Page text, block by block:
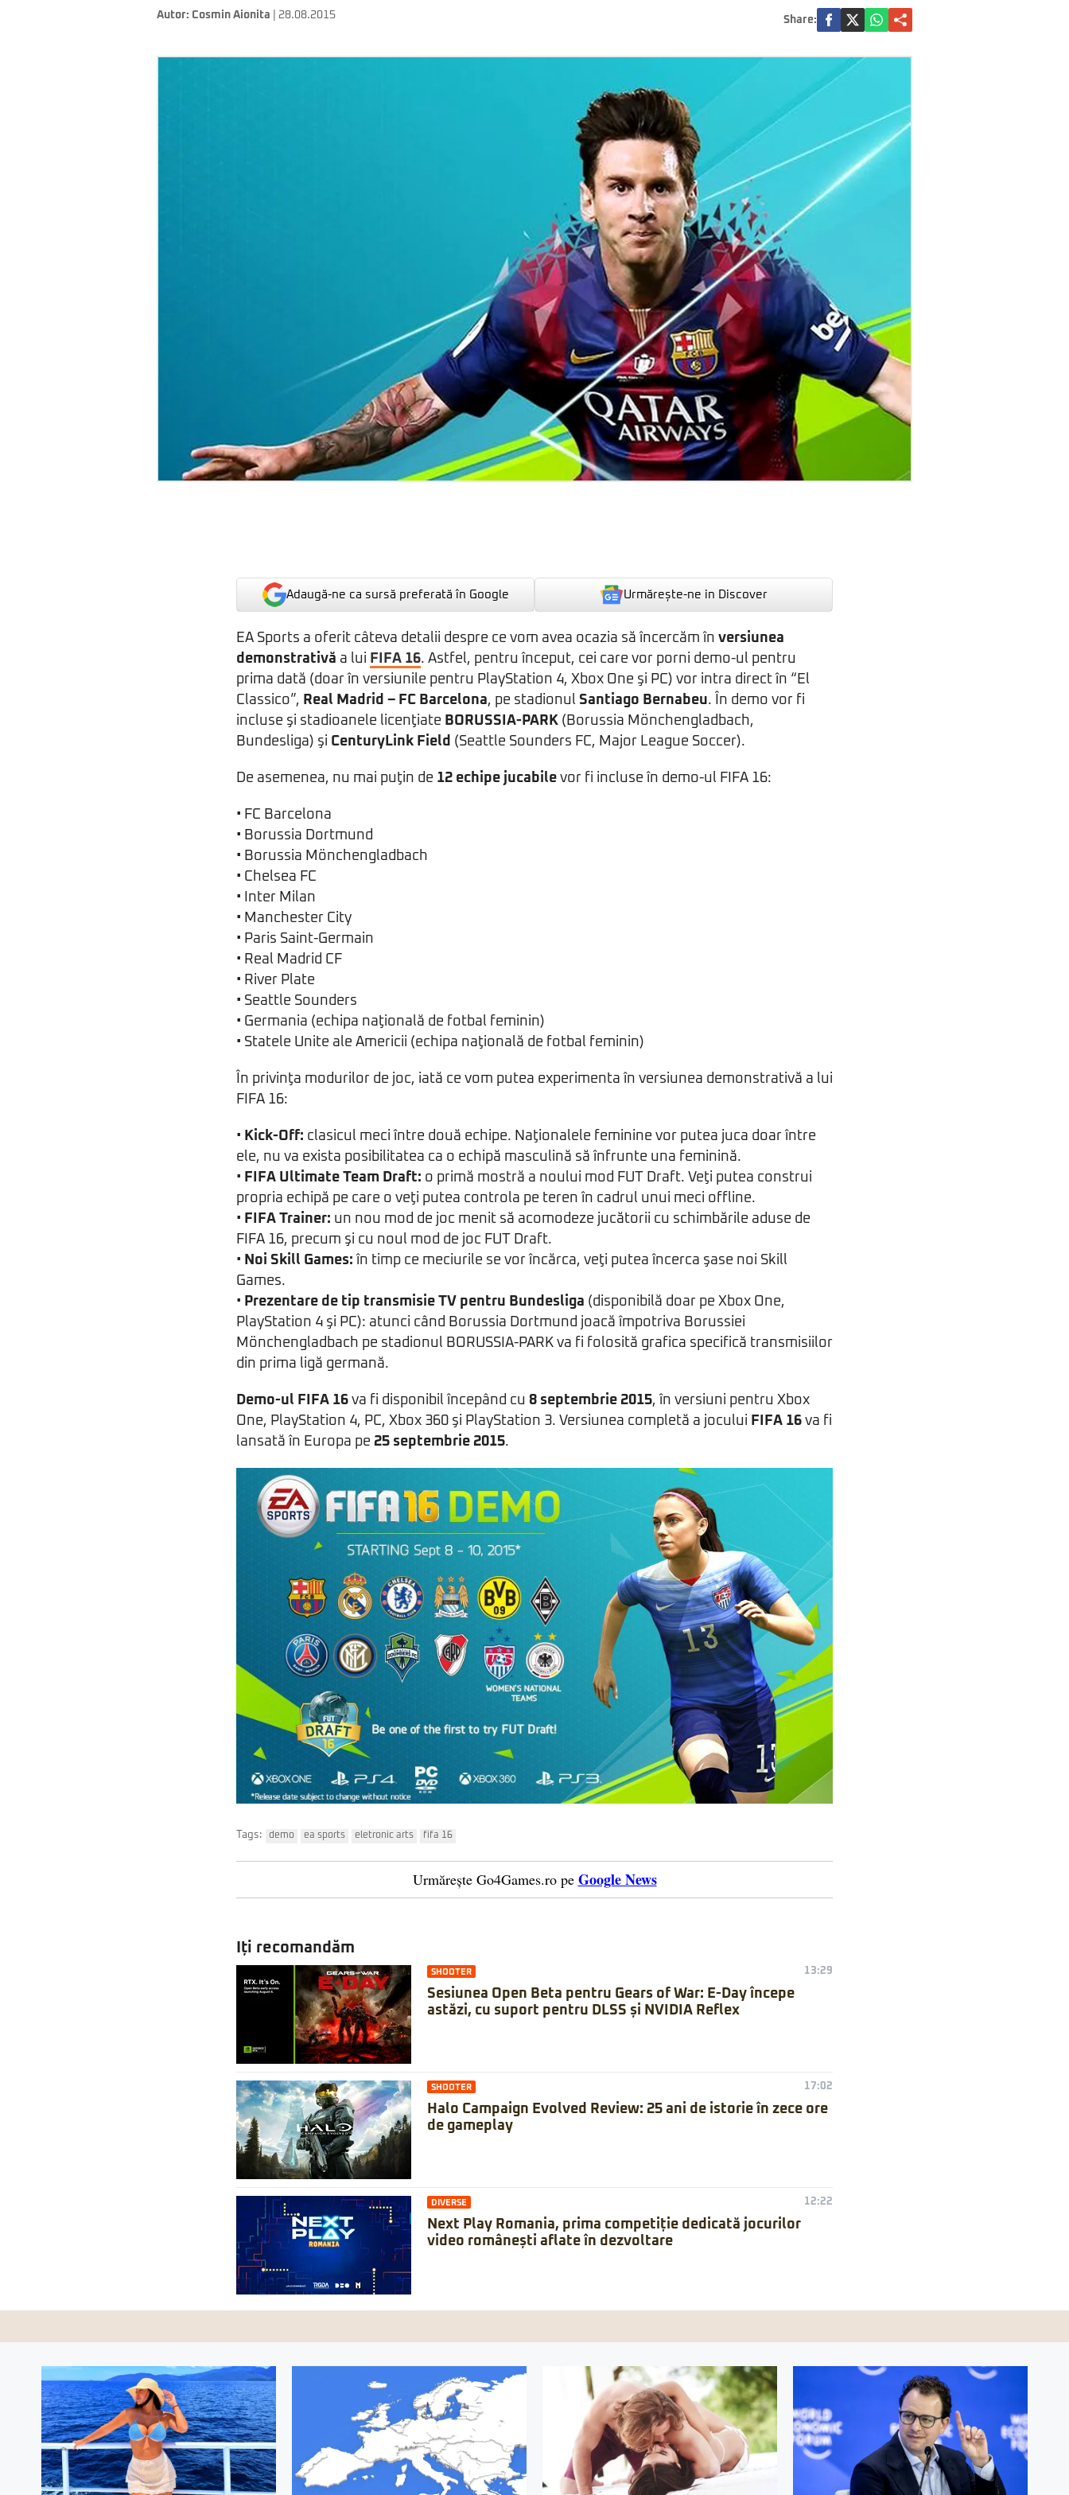
Autor: Cosmin Aionita | 28.08.2015 Share:
Adaugă-ne ca sursă preferată în Google Urmărește-ne in Discover
EA Sports a oferit câteva detalii despre ce vom avea ocazia să încercăm în versiunea
demonstrativă a lui FIFA 16. Astfel, pentru început, cei care vor porni demo-ul pentru
prima dată (doar în versiunile pentru PlayStation 4, Xbox One şi PC) vor intra direct în “El
Classico”, Real Madrid – FC Barcelona, pe stadionul Santiago Bernabeu. În demo vor fi
incluse şi stadioanele licenţiate BORUSSIA-PARK (Borussia Mönchengladbach,
Bundesliga) şi CenturyLink Field (Seattle Sounders FC, Major League Soccer).
De asemenea, nu mai puţin de 12 echipe jucabile vor fi incluse în demo-ul FIFA 16:
• FC Barcelona
• Borussia Dortmund
• Borussia Mönchengladbach
• Chelsea FC
• Inter Milan
• Manchester City
• Paris Saint-Germain
• Real Madrid CF
• River Plate
• Seattle Sounders
• Germania (echipa naţională de fotbal feminin)
• Statele Unite ale Americii (echipa naţională de fotbal feminin)
În privinţa modurilor de joc, iată ce vom putea experimenta în versiunea demonstrativă a lui
FIFA 16:
• Kick-Off: clasicul meci între două echipe. Naţionalele feminine vor putea juca doar între
ele, nu va exista posibilitatea ca o echipă masculină să înfrunte una feminină.
• FIFA Ultimate Team Draft: o primă mostră a noului mod FUT Draft. Veţi putea construi
propria echipă pe care o veţi putea controla pe teren în cadrul unui meci offline.
• FIFA Trainer: un nou mod de joc menit să acomodeze jucătorii cu schimbările aduse de
FIFA 16, precum şi cu noul mod de joc FUT Draft.
• Noi Skill Games: în timp ce meciurile se vor încărca, veţi putea încerca şase noi Skill
Games.
• Prezentare de tip transmisie TV pentru Bundesliga (disponibilă doar pe Xbox One,
PlayStation 4 şi PC): atunci când Borussia Dortmund joacă împotriva Borussiei
Mönchengladbach pe stadionul BORUSSIA-PARK va fi folosită grafica specifică transmisiilor
din prima ligă germană.
Demo-ul FIFA 16 va fi disponibil începând cu 8 septembrie 2015, în versiuni pentru Xbox
One, PlayStation 4, PC, Xbox 360 şi PlayStation 3. Versiunea completă a jocului FIFA 16 va fi
lansată în Europa pe 25 septembrie 2015.
Tags: demo ea sports eletronic arts fifa 16
Urmărește Go4Games.ro pe Google News
Iți recomandăm
SHOOTER 13:29
Sesiunea Open Beta pentru Gears of War: E-Day începe
astăzi, cu suport pentru DLSS și NVIDIA Reflex
SHOOTER 17:02
Halo Campaign Evolved Review: 25 ani de istorie în zece ore
de gameplay
DIVERSE 12:22
Next Play Romania, prima competiție dedicată jocurilor
video românești aflate în dezvoltare